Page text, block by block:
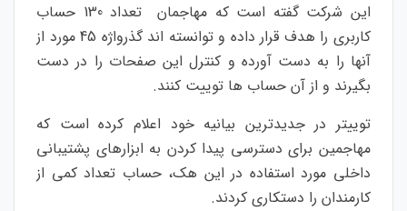
این شرکت گفته است که مهاجمان تعداد 130 حساب
کاربری را هدف قرار داده و توانسته اند گذرواژه‌ 45 مورد از
آنها را به دست آورده و کنترل این صفحات را در دست
بگیرند و از آن حساب ها توییت کنند.
توییتر در جدیدترین بیانیه خود اعلام کرده است که
مهاجمین برای دسترسی پیدا کردن به ابزارهای پشتیبانی
داخلی مورد استفاده در این هک، حساب تعداد کمی از
کارمندان را دستکاری کردند.